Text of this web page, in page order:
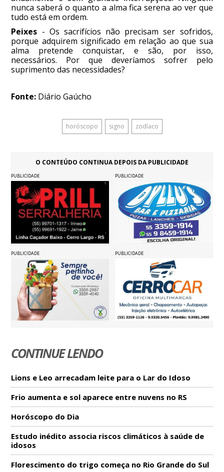
nunca saberá o quanto a alma fica serena ao ver que
tudo está em ordem.
Peixes - Os sacrifícios não precisam ser sofridos,
porque adquirem significado em relação ao que sua
alma pretende conquistar, e são, por isso,
necessários. Por que deveríamos sofrer pelo
suprimento das necessidades?
Fonte: Diário Gaúcho
horóscopo signo zodíaco
O CONTEÚDO CONTINUA DEPOIS DA PUBLICIDADE
PUBLICIDADE PUBLICIDADE
PUBLICIDADE PUBLICIDADE
CONTINUE LENDO
Lions e Leo arrecadam leite para o Lar do Idoso
Frio aumenta e sol aparece entre nuvens no RS
Horóscopo do Dia
Estudo inédito associa riscos climáticos à saúde de
idosos
Florescimento do trigo começa no Rio Grande do Sul